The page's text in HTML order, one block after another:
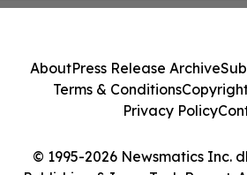
© 1995-2026 Newsmatics Inc.
AboutPress Release Archive
Terms & Conditions
Privacy Policy